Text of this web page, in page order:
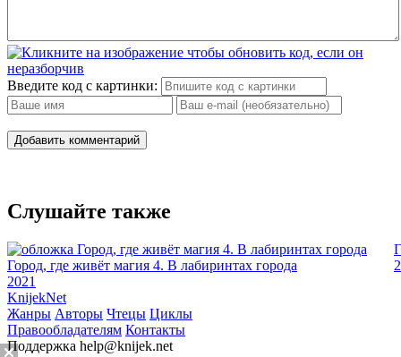
Введите код с картинки:
Добавить комментарий
Слушайте также
Город, где живёт магия 4. В лабиринтах города
2021
KnijekNet
Жанры Авторы Чтецы Циклы
Правообладателям Контакты
Поддержка help@knijek.net